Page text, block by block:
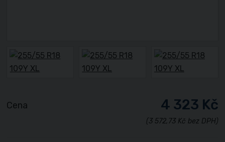
Cena 4 323 Kč
(3 572,73 Kč bez DPH)